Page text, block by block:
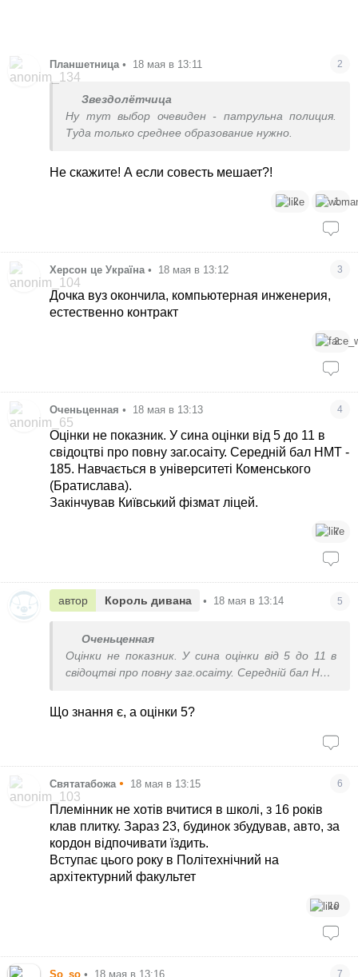
Планшетница • 18 мая в 13:11 2
Звездолётчица
Ну тут выбор очевиден - патрульна полиция.
Туда только среднее образование нужно.
Не скажите! А если совесть мешает?!
2 1
Херсон це Україна • 18 мая в 13:12 3
Дочка вуз окончила, компьютерная инженерия,
естественно контракт
2
Оченьценная • 18 мая в 13:13 4
Оцінки не показник. У сина оцінки від 5 до 11 в
свідоцтві про повну заг.осаіту. Середній бал НМТ -
185. Навчається в університеті Коменського
(Братислава).
Закінчував Київський фізмат ліцей.
7
автор Король дивана • 18 мая в 13:14 5
Оченьценная
Оцінки не показник. У сина оцінки від 5 до 11 в
свідоцтві про повну заг.осаіту. Середній бал НМТ
(Братислава).
Що знання є, а оцінки 5?
Святатабожа • 18 мая в 13:15 6
Племінник не хотів вчитися в школі, з 16 років
клав плитку. Зараз 23, будинок збудував, авто, за
кордон відпочивати їздить.
Вступає цього року в Політехнічний на
архітектурний факультет
10
So_so • 18 мая в 13:16 7